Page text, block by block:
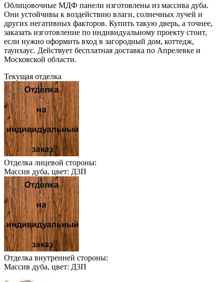
Облицовочные МДФ панели изготовлены из массива дуба.
Они устойчивы к воздействию влаги, солнечных лучей и
других негативных факторов. Купить такую дверь, а точнее,
заказать изготовление по индивидуальному проекту стоит,
если нужно оформить вход в загородный дом, коттедж,
таунхаус. Действует бесплатная доставка по Апрелевке и
Московской области.
Текущая отделка
Отделка лицевой стороны:
Массив дуба, цвет: Д3П
Отделка внутренней стороны:
Массив дуба, цвет: Д3П